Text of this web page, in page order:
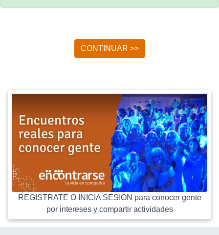
CONTINUAR >>
REGISTRATE O INICIA SESION para conocer gente
por intereses y compartir actividades